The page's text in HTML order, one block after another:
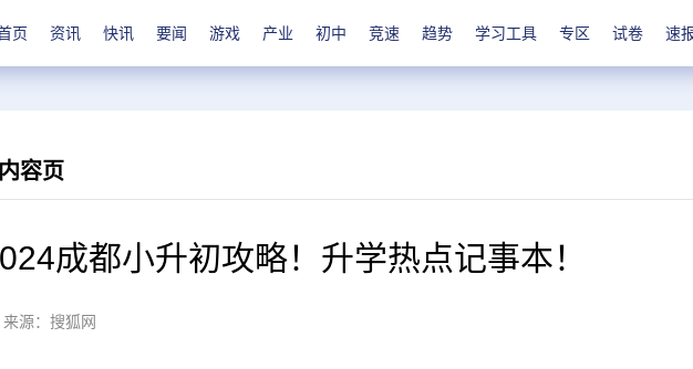
页 资讯 快讯 要闻 游戏 产业 初中 竞速 趋势 学习工具 专区 试卷 速
内容页
成都小升初攻略！升学热点记事本！
来源：搜狐网